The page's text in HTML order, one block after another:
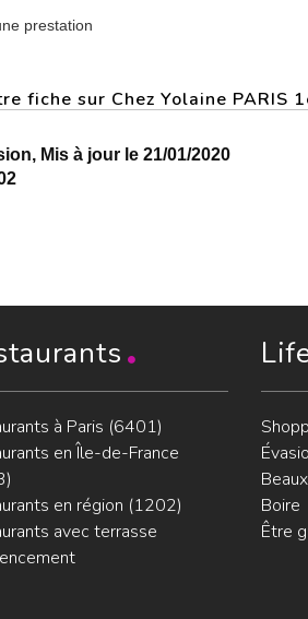
prestation
fiche sur Chez Yolaine PARIS
Mis à jour le 21/01/2020
à Paris (6401)
en Île-de-France
en région (1202)
avec terrasse
Boire
Être